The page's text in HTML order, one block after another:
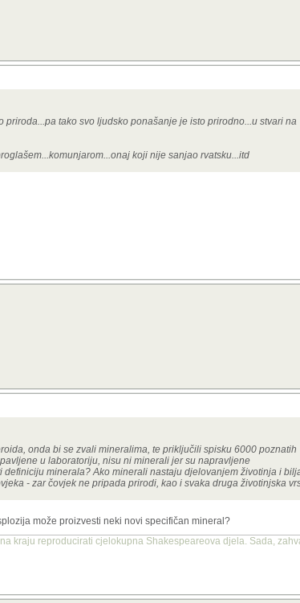
tako svo ljudsko ponašanje je isto prirodno...u stvari na
koji nije sanjao rvatsku...itd
onda bi se zvali mineralima, te priključili spisku 6000 poznatih
u laboratoriju, nisu ni minerali jer su napravljene
minerala? Ako minerali nastaju djelovanjem životinja i
- zar čovjek ne pripada prirodi, kao i svaka druga životinjska
može proizvesti neki novi specifičan mineral?
kraju reproducirati cjelokupna Shakespeareova djela. Sada,